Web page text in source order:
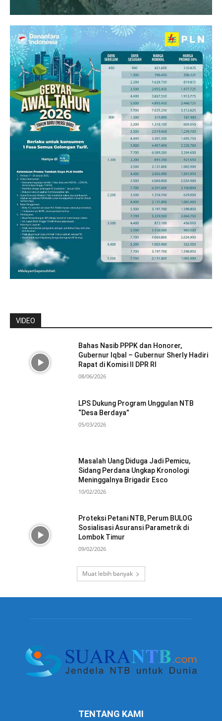
VIDEO
Bahas Nasib PPPK dan Honorer,
Gubernur Iqbal – Gubernur Sherly Hadiri
Rapat di Komisi II DPR RI
08/06/2026
LPS Dukung Program Unggulan NTB
“Desa Berdaya”
05/03/2026
Masalah Uang Diduga Jadi Pemicu,
Sidang Perdana Ungkap Kronologi
Meninggalnya Brigadir Esco
10/02/2026
Proteksi Petani NTB, Perum BULOG
Sosialisasi Asuransi Parametrik di
Lombok Timur
09/02/2026
Muat lebih banyak
TENTANG KAMI